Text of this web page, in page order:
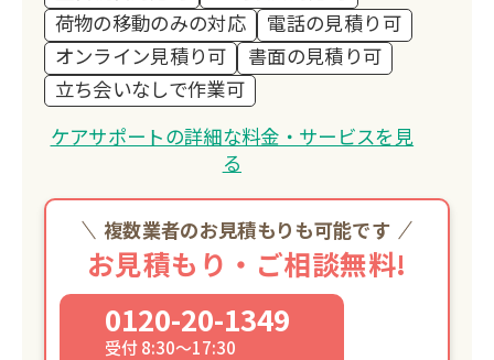
そんな「つながり」を生み出せること
が、私たちの誇りです。
私たちが目指しているのは、「困ったと
きに一番に思い出していただける存
と温かさを忘れず、これからも地域の皆
さまと共に歩んでまいります。
荷物の移動のみの対応
電話の見積り可
オンライン見積り可
書面の見積り可
立ち会いなしで作業可
ケアサポートの詳細な料金・サービスを見
る
複数業者のお見積もりも可能です
お見積もり・ご相談無料!
0120-20-1349
受付 8:30～17:30